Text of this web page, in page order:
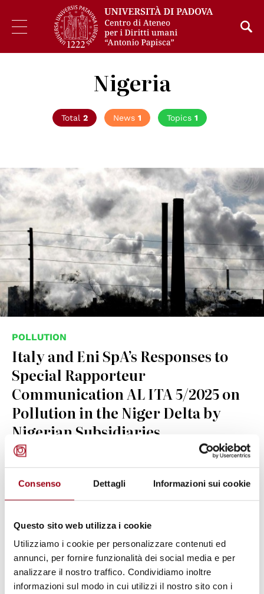
Consenso Dettagli Informazioni sui cookie
Questo sito web utilizza i cookie
Utilizziamo i cookie per personalizzare contenuti ed
annunci, per fornire funzionalità dei social media e per
analizzare il nostro traffico. Condividiamo inoltre
informazioni sul modo in cui utilizzi il nostro sito con i
Nigeria
Total 2 News 1 Topics 1
POLLUTION
Italy and Eni SpA’s Responses to
Special Rapporteur
Communication AL ITA 5/2025 on
Pollution in the Niger Delta by
Nigerian Subsidiaries
22.09.2025